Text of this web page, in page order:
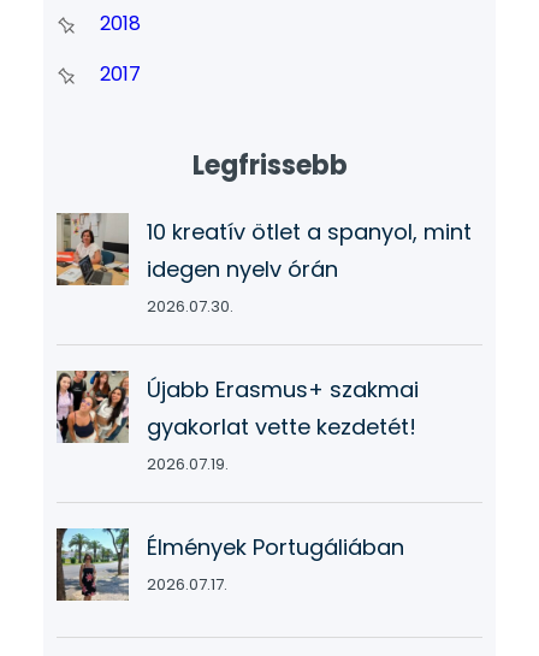
2018
2017
Legfrissebb
10 kreatív ötlet a spanyol, mint
idegen nyelv órán
2026.07.30.
Újabb Erasmus+ szakmai
gyakorlat vette kezdetét!
2026.07.19.
Élmények Portugáliában
2026.07.17.